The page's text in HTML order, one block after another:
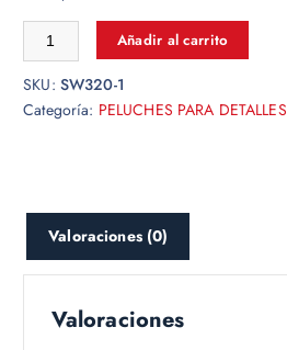
Añadir al carrito
SKU: SW320-1
Categoría: PELUCHES PARA DETALLES
Valoraciones (0)
Valoraciones